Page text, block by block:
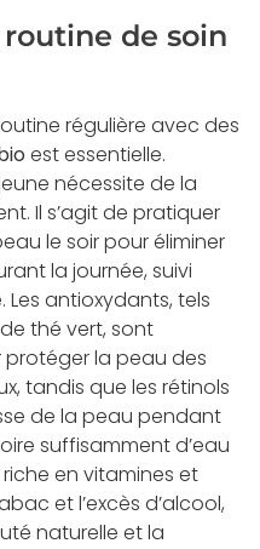
de soin
régulière avec des
est essentielle.
nécessite de la
Il s’agit de pratiquer
le soir pour éliminer
la journée, suivi
antioxydants, tels
thé vert, sont
la peau des
tandis que les rétinols
de la peau pendant
suffisamment d’eau
en vitamines et
et l’excès d’alcool,
naturelle et la